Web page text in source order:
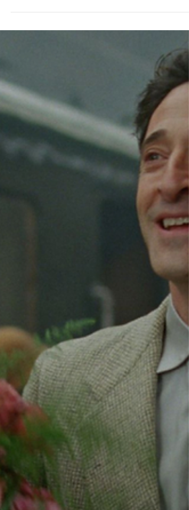
vaia consagra
Bob Dylan é apresentado ao público em
você viu foi o mesmo que eu vi?